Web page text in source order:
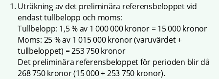
Uträkning av det preliminära referensbeloppet vid
endast tullbelopp och moms:
Tullbelopp: 1,5 % av 1 000 000 kronor = 15 000 kronor
Moms: 25 % av 1 015 000 kronor (varuvärdet +
tullbeloppet) = 253 750 kronor
Det preliminära referensbeloppet för perioden blir då
268 750 kronor (15 000 + 253 750 kronor).